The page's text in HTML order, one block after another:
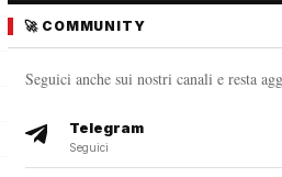
🚀 COMMUNITY
Seguici anche sui nostri canali e resta
Telegram
Seguici